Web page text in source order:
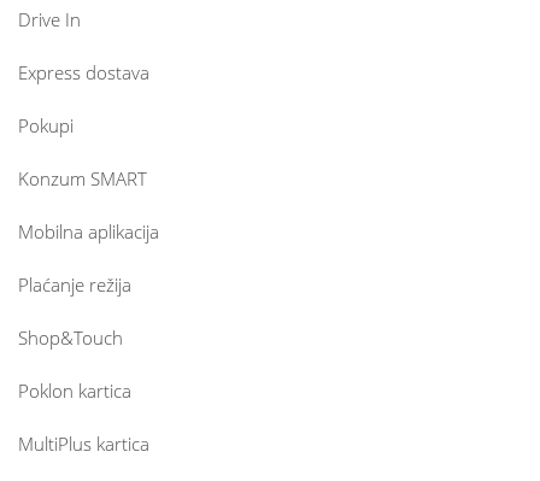
Drive In
Express dostava
Pokupi
Konzum SMART
Mobilna aplikacija
Plaćanje režija
Shop&Touch
Poklon kartica
MultiPlus kartica